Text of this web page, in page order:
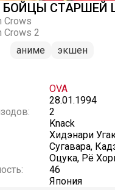
БОЙЦЫ СТАРШЕЙ
Crows
Crows 2
аниме
экшен
OVA
28.01.1994
2
Knack
Хидэнари
Сугавара,
Оцука, Рё
46
Япония